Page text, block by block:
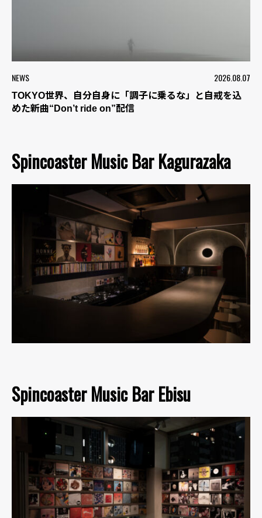
NEWS 2026.08.07
TOKYO世界、自分自身に「調子に乗るな」と自戒を込
めた新曲“Don’t ride on”配信
Spincoaster Music Bar Kagurazaka
Spincoaster Music Bar Ebisu